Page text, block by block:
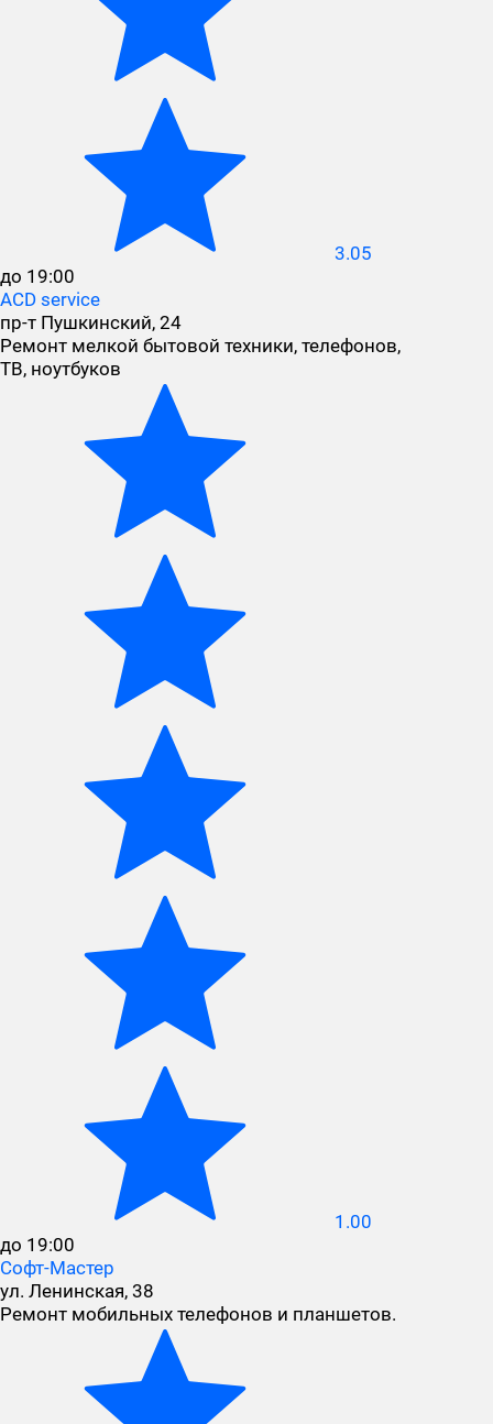
3.05
до 19:00
ACD service
пр-т Пушкинский, 24
Ремонт мелкой бытовой техники, телефонов,
ТВ, ноутбуков
1.00
до 19:00
Софт-Мастер
ул. Ленинская, 38
Ремонт мобильных телефонов и планшетов.